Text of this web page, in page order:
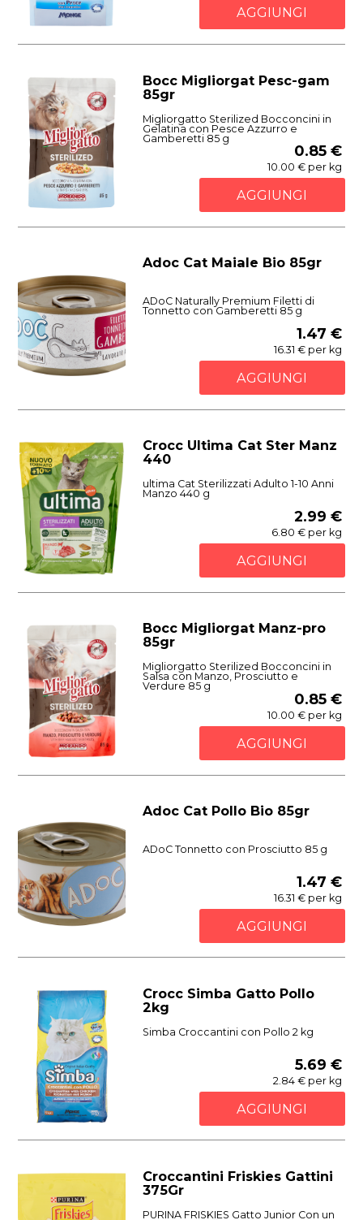
AGGIUNGI
Bocc Migliorgat Pesc-gam
85gr
Migliorgatto Sterilized Bocconcini in
Gelatina con Pesce Azzurro e
Gamberetti 85 g
0.85 €
10.00 € per kg
AGGIUNGI
Adoc Cat Maiale Bio 85gr
ADoC Naturally Premium Filetti di
Tonnetto con Gamberetti 85 g
1.47 €
16.31 € per kg
AGGIUNGI
Crocc Ultima Cat Ster Manz
440
ultima Cat Sterilizzati Adulto 1-10 Anni
Manzo 440 g
2.99 €
6.80 € per kg
AGGIUNGI
Bocc Migliorgat Manz-pro
85gr
Migliorgatto Sterilized Bocconcini in
Salsa con Manzo, Prosciutto e
Verdure 85 g
0.85 €
10.00 € per kg
AGGIUNGI
Adoc Cat Pollo Bio 85gr
ADoC Tonnetto con Prosciutto 85 g
1.47 €
16.31 € per kg
AGGIUNGI
Crocc Simba Gatto Pollo
2kg
Simba Croccantini con Pollo 2 kg
5.69 €
2.84 € per kg
AGGIUNGI
Croccantini Friskies Gattini
375Gr
PURINA FRISKIES Gatto Junior Con un